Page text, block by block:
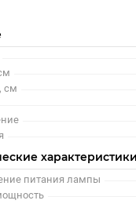
см
характеристики
питания лампы